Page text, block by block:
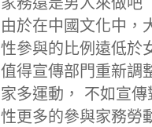
由於在中國文化中，
性參與的比例遠低於
值得宣傳部門重新
家多運動， 不如宣
性更多的參與家務勞